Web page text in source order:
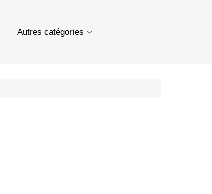
Autres catégories